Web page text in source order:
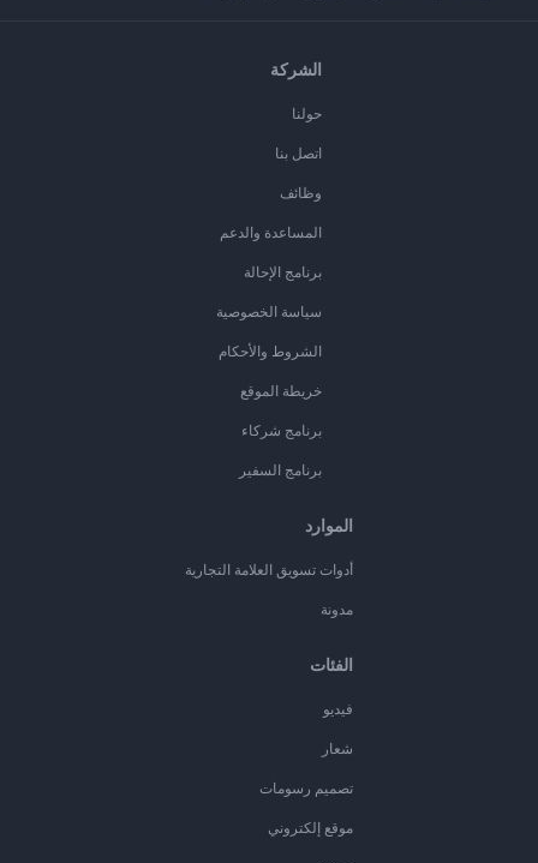
الشركة
حولنا
اتصل بنا
وظائف
المساعدة والدعم
برنامج الإحالة
سياسة الخصوصية
الشروط والأحكام
خريطة الموقع
برنامج شركاء
برنامج السفير
الموارد
أدوات تسويق العلامة التجارية
مدونة
الفئات
فيديو
شعار
تصميم رسومات
موقع إلكتروني